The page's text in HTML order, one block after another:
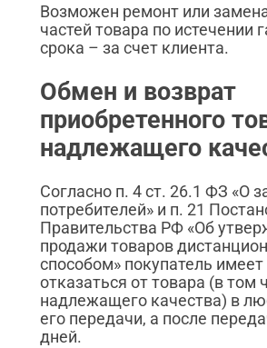
Возможен ремонт или
частей товара по истечении
срока – за счет клиента.
Обмен и возврат
приобретенного
надлежащего
Согласно п. 4 ст. 26.1 ФЗ «О
потребителей» и п. 21
Правительства РФ «Об
продажи товаров
способом» покупатель
отказаться от товара (в том
надлежащего качества) в
его передачи, а после
дней.